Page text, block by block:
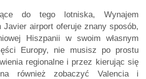
do tego lotniska, Wynajem
Javier airport oferuje znany sposób,
Hiszpanii w swoim własnym
Europy, nie musisz po prostu
regionalne i przez kierując się
również zobaczyć Valencia i